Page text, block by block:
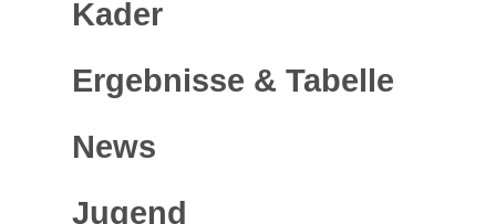
Kader
Ergebnisse & Tabelle
News
Jugend